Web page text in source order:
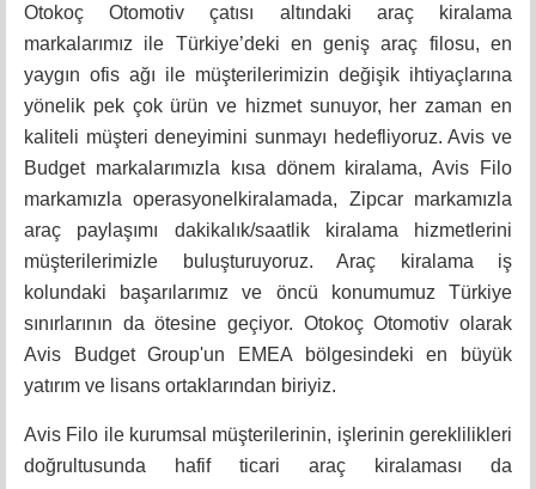
Otokoç Otomotiv çatısı altındaki araç kiralama
markalarımız ile Türkiye’deki en geniş araç filosu, en
yaygın ofis ağı ile müşterilerimizin değişik ihtiyaçlarına
yönelik pek çok ürün ve hizmet sunuyor, her zaman en
kaliteli müşteri deneyimini sunmayı hedefliyoruz. Avis ve
Budget markalarımızla kısa dönem kiralama, Avis Filo
markamızla operasyonelkiralamada, Zipcar markamızla
araç paylaşımı dakikalık/saatlik kiralama hizmetlerini
müşterilerimizle buluşturuyoruz. Araç kiralama iş
kolundaki başarılarımız ve öncü konumumuz Türkiye
sınırlarının da ötesine geçiyor. Otokoç Otomotiv olarak
Avis Budget Group'un EMEA bölgesindeki en büyük
yatırım ve lisans ortaklarından biriyiz.
Avis Filo ile kurumsal müşterilerinin, işlerinin gereklilikleri
doğrultusunda hafif ticari araç kiralaması da